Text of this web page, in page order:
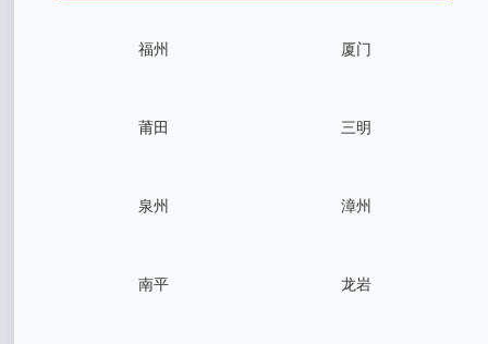
福州 厦门
莆田 三明
泉州 漳州
南平 龙岩